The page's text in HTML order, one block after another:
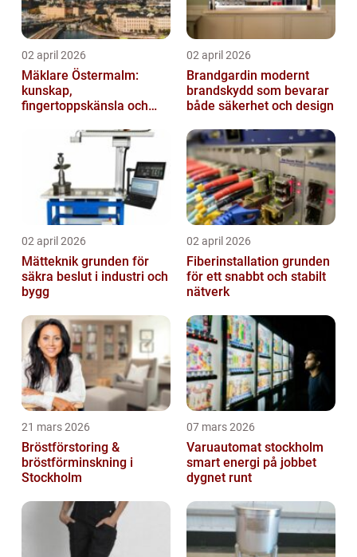
02 april 2026
Mäklare Östermalm:
kunskap,
fingertoppskänsla och
02 april 2026
Brandgardin modernt
brandskydd som bevarar
både säkerhet och design
02 april 2026
Mätteknik grunden för
säkra beslut i industri och
bygg
02 april 2026
Fiberinstallation grunden
för ett snabbt och stabilt
nätverk
21 mars 2026
Bröstförstoring &
bröstförminskning i
Stockholm
07 mars 2026
Varuautomat stockholm
smart energi på jobbet
dygnet runt